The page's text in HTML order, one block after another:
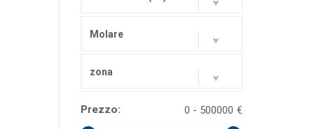
Molare
zona
Prezzo: €
0 - 500000